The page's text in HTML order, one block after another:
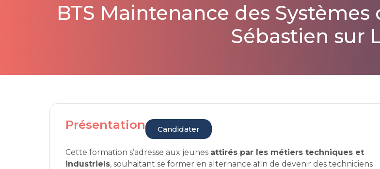
BTS Maintenance des
Sébastien sur
Présentation Candidater
Cette formation s’adresse aux jeunes attirés par les métiers techniques et
industriels, souhaitant se former en alternance afin de devenir des techniciens